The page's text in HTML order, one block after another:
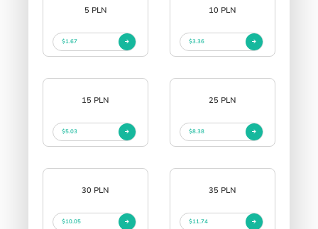
5 PLN
$1.67
10 PLN
$3.36
15 PLN
$5.03
25 PLN
$8.38
30 PLN
$10.05
35 PLN
$11.74